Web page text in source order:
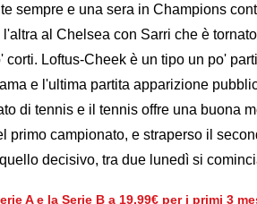
sempre e una sera in Champions
l'altra al Chelsea con Sarri che è
corti. Loftus-Cheek è un tipo un po'
e l'ultima partita apparizione
di tennis e il tennis offre una buona
primo campionato, e straperso il
decisivo, tra due lunedì si
A e la Serie B a 19,99€ per i primi 3